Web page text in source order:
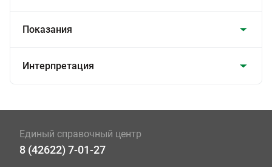
Показания
Интерпретация
Единый справочный центр
8 (42622) 7-01-27